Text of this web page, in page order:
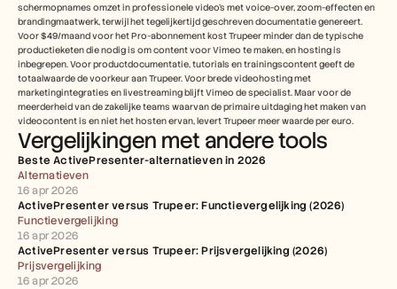
schermopnames omzet in professionele video's met voice-over, zoom-effecten en
brandingmaatwerk, terwijl het tegelijkertijd geschreven documentatie genereert.
Voor $49/maand voor het Pro-abonnement kost Trupeer minder dan de typische
productieketen die nodig is om content voor Vimeo te maken, en hosting is
inbegrepen. Voor productdocumentatie, tutorials en trainingscontent geeft de
totaalwaarde de voorkeur aan Trupeer. Voor brede videohosting met
marketingintegraties en livestreaming blijft Vimeo de specialist. Maar voor de
meerderheid van de zakelijke teams waarvan de primaire uitdaging het maken van
videocontent is en niet het hosten ervan, levert Trupeer meer waarde per euro.
Vergelijkingen met andere tools
Beste ActivePresenter-alternatieven in 2026
Alternatieven
16 apr 2026
ActivePresenter versus Trupeer: Functievergelijking (2026)
Functievergelijking
16 apr 2026
ActivePresenter versus Trupeer: Prijsvergelijking (2026)
Prijsvergelijking
16 apr 2026